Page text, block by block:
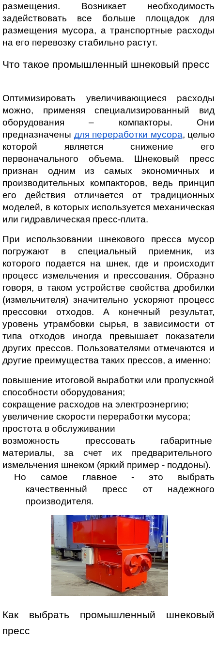
размещения. Возникает необходимость
задействовать все больше площадок для
размещения мусора, а транспортные расходы
на его перевозку стабильно растут.
Что такое промышленный шнековый пресс
Оптимизировать увеличивающиеся расходы
можно, применяя специализированный вид
оборудования – компакторы. Они
предназначены для переработки мусора, целью
которой является снижение его
первоначального объема. Шнековый пресс
признан одним из самых экономичных и
производительных компакторов, ведь принцип
его действия отличается от традиционных
моделей, в которых используется механическая
или гидравлическая пресс-плита.
При использовании шнекового пресса мусор
погружают в специальный приемник, из
которого подается на шнек, где и происходит
процесс измельчения и прессования. Образно
говоря, в таком устройстве свойства дробилки
(измельчителя) значительно ускоряют процесс
прессовки отходов. А конечный результат,
уровень утрамбовки сырья, в зависимости от
типа отходов иногда превышает показатели
других прессов. Пользователями отмечаются и
другие преимущества таких прессов, а именно:
повышение итоговой выработки или пропускной
способности оборудования;
сокращение расходов на электроэнергию;
увеличение скорости переработки мусора;
простота в обслуживании
возможность прессовать габаритные
материалы, за счет их предварительного
измельчения шнеком (яркий пример - поддоны).
Но самое главное - это выбрать
качественный пресс от надежного
производителя.
Как выбрать промышленный шнековый
пресс